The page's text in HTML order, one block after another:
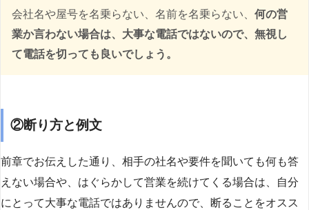
会社名や屋号を名乗らない、名前を名乗らない、 何の営
業か言わない場合は、大事な電話ではないので、無視し
て電話を切っても良いでしょう。
②断り方と例文
前章でお伝えした通り、相手の社名や要件を聞いても何も答
えない場合や、はぐらかして営業を続けてくる場合は、自分
にとって大事な電話ではありませんので、断ることをオスス